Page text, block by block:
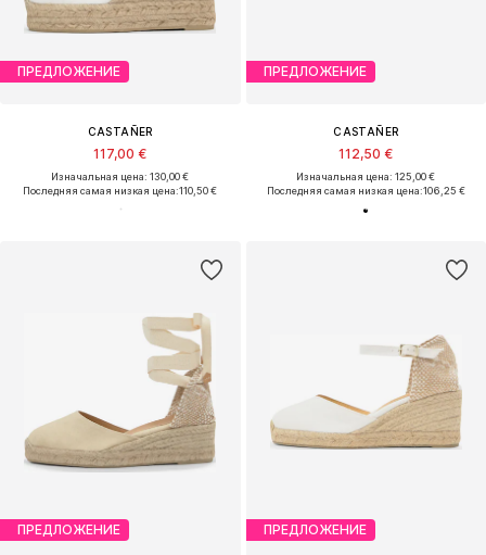
ПРЕДЛОЖЕНИЕ
CASTAÑER
117,00 €
Изначальная цена: 130,00 €
Последняя самая низкая цена:110,50 €
ПРЕДЛОЖЕНИЕ
CASTAÑER
112,50 €
Изначальная цена: 125,00 €
Последняя самая низкая цена:106,25 €
ПРЕДЛОЖЕНИЕ ПРЕДЛОЖЕНИЕ